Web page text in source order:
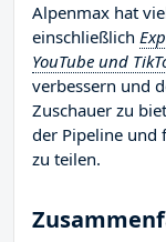
Alpenmax hat
einschließlich
YouTube und
verbessern und
Zuschauer zu
der Pipeline und
zu teilen.